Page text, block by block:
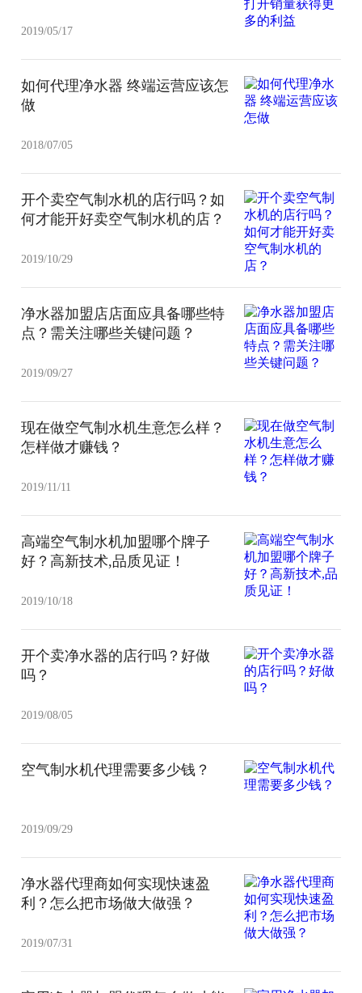
2019/05/17
如何代理净水器 终端运营应该怎
做
2018/07/05
开个卖空气制水机的店行吗？如
何才能开好卖空气制水机的店？
2019/10/29
净水器加盟店店面应具备哪些特
点？需关注哪些关键问题？
2019/09/27
现在做空气制水机生意怎么样？
怎样做才赚钱？
2019/11/11
高端空气制水机加盟哪个牌子
好？高新技术,品质见证！
2019/10/18
开个卖净水器的店行吗？好做
吗？
2019/08/05
空气制水机代理需要多少钱？
2019/09/29
净水器代理商如何实现快速盈
利？怎么把市场做大做强？
2019/07/31